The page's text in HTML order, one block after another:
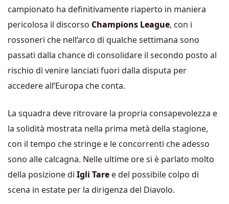
campionato ha definitivamente riaperto in maniera
pericolosa il discorso Champions League, con i
rossoneri che nell’arco di qualche settimana sono
passati dalla chance di consolidare il secondo posto al
rischio di venire lanciati fuori dalla disputa per
accedere all’Europa che conta.
La squadra deve ritrovare la propria consapevolezza e
la solidità mostrata nella prima metà della stagione,
con il tempo che stringe e le concorrenti che adesso
sono alle calcagna. Nelle ultime ore si è parlato molto
della posizione di Igli Tare e del possibile colpo di
scena in estate per la dirigenza del Diavolo.